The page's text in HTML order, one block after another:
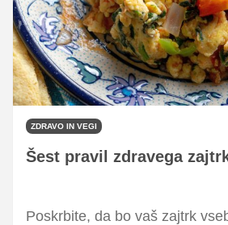
ZDRAVO IN VEGI
Šest pravil zdravega
Poskrbite, da bo vaš zajtrk